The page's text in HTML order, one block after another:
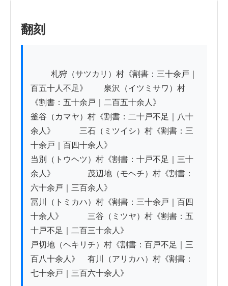
翻刻
百五十人不足》　　泉沢（イツミサワ）村
《割書：五十余戸｜二百五十余人》
釜谷（カマヤ）村《割書：二十戸不足｜八十
余人》　　　三石（ミツイシ）村《割書：三
十余戸｜百四十余人》
当別（トウヘツ）村《割書：十戸不足｜三十
余人》　　　　茂辺地（モヘチ）村《割書：
六十余戸｜三百余人》
冨川（トミカハ）村《割書：三十余戸｜百四
十余人》　　　三谷（ミツヤ）村《割書：五
十戸不足｜二百三十余人》
戸切地（ヘキリチ）村《割書：百戸不足｜三
百八十余人》　有川（アリカハ）村《割書：
七十余戸｜三百六十余人》